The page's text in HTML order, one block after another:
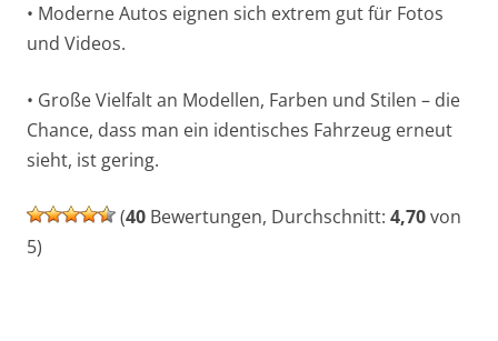
• Moderne Autos eignen sich extrem gut für Fotos
und Videos.
• Große Vielfalt an Modellen, Farben und Stilen – die
Chance, dass man ein identisches Fahrzeug erneut
sieht, ist gering.
(40 Bewertungen, Durchschnitt: 4,70von
5)